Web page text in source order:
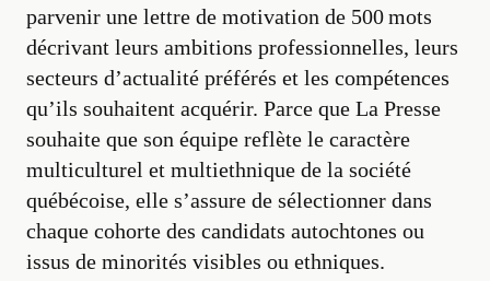
parvenir une lettre de motivation de 500 mots
décrivant leurs ambitions professionnelles, leurs
secteurs d’actualité préférés et les compétences
qu’ils souhaitent acquérir. Parce que La Presse
souhaite que son équipe reflète le caractère
multiculturel et multiethnique de la société
québécoise, elle s’assure de sélectionner dans
chaque cohorte des candidats autochtones ou
issus de minorités visibles ou ethniques.